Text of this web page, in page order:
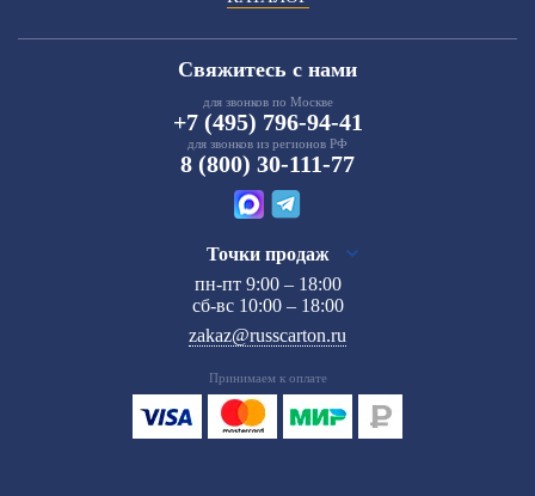
Свяжитесь с нами
для звонков по Москве
+7 (495) 796-94-41
для звонков из регионов РФ
8 (800) 30-111-77
Точки продаж
пн-пт 9:00 – 18:00
сб-вс 10:00 – 18:00
zakaz@russcarton.ru
Принимаем к оплате